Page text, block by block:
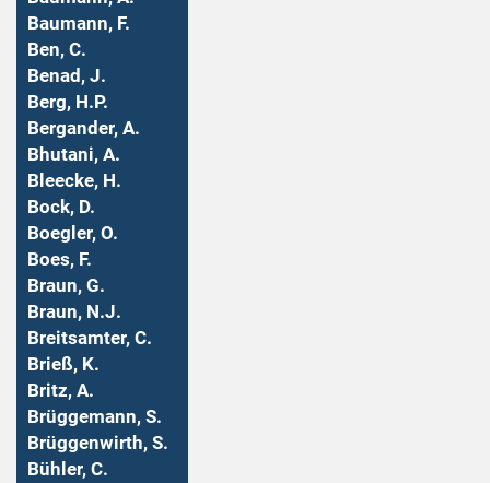
Baumann, F.
Ben, C.
Benad, J.
Berg, H.P.
Bergander, A.
Bhutani, A.
Bleecke, H.
Bock, D.
Boegler, O.
Boes, F.
Braun, G.
Braun, N.J.
Breitsamter, C.
Brieß, K.
Britz, A.
Brüggemann, S.
Brüggenwirth, S.
Bühler, C.